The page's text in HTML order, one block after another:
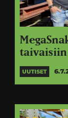
UUTISET